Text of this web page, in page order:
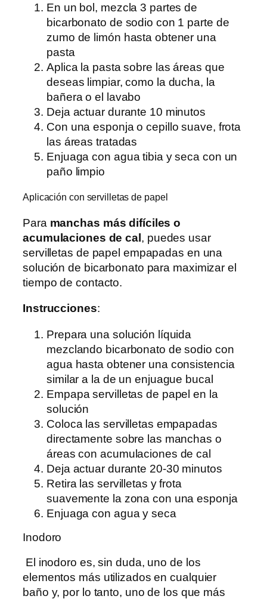
En un bol, mezcla 3 partes de
bicarbonato de sodio con 1 parte de
zumo de limón hasta obtener una
pasta
Aplica la pasta sobre las áreas que
deseas limpiar, como la ducha, la
bañera o el lavabo
Deja actuar durante 10 minutos
Con una esponja o cepillo suave, frota
las áreas tratadas
Enjuaga con agua tibia y seca con un
paño limpio
Aplicación con servilletas de papel
Para manchas más difíciles o
acumulaciones de cal , puedes usar
servilletas de papel empapadas en una
solución de bicarbonato para maximizar el
tiempo de contacto.
Instrucciones:
Prepara una solución líquida
mezclando bicarbonato de sodio con
agua hasta obtener una consistencia
similar a la de un enjuague bucal
Empapa servilletas de papel en la
solución
Coloca las servilletas empapadas
directamente sobre las manchas o
áreas con acumulaciones de cal
Deja actuar durante 20-30 minutos
Retira las servilletas y frota
suavemente la zona con una esponja
Enjuaga con agua y seca
Inodoro
El inodoro es, sin duda, uno de los
elementos más utilizados en cualquier
baño y, por lo tanto, uno de los que más